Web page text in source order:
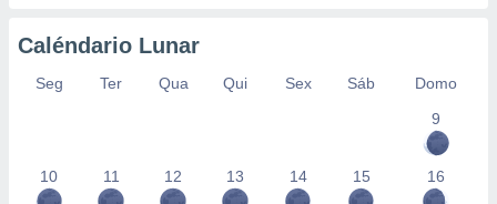
Caléndario Lunar
Seg Ter Qua Qui Sex Sáb
Domo
9
10 11 12 13 14 15 16